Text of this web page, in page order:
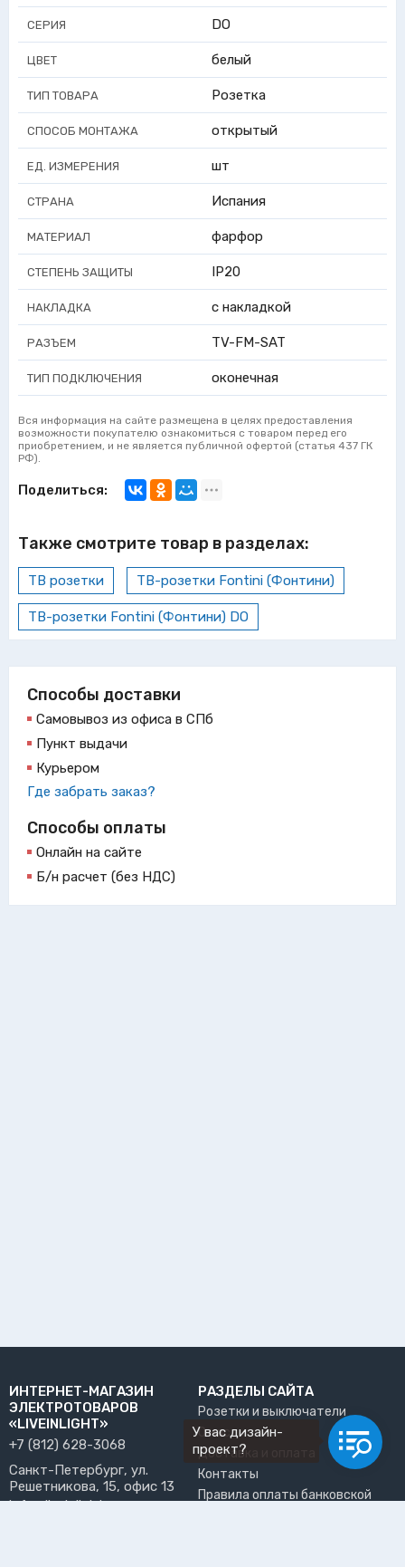
СЕРИЯ DO
ЦВЕТ белый
ТИП ТОВАРА Розетка
СПОСОБ МОНТАЖА открытый
ЕД. ИЗМЕРЕНИЯ шт
СТРАНА Испания
МАТЕРИАЛ фарфор
СТЕПЕНЬ ЗАЩИТЫ IP20
НАКЛАДКА с накладкой
РАЗЪЕМ TV-FM-SAT
ТИП ПОДКЛЮЧЕНИЯ оконечная
Вся информация на сайте размещена в целях предоставления
возможности покупателю ознакомиться с товаром перед его
приобретением, и не является публичной офертой (статья 437 ГК
РФ).
Поделиться:
Также смотрите товар в разделах:
ТВ розетки ТВ-розетки Fontini (Фонтини)
ТВ-розетки Fontini (Фонтини) DO
Способы доставки
Самовывоз из офиса в СПб
Пункт выдачи
Курьером
Где забрать заказ?
Способы оплаты
Онлайн на сайте
Б/н расчет (без НДС)
ИНТЕРНЕТ-МАГАЗИН
ЭЛЕКТРОТОВАРОВ
«LIVEINLIGHT»
+7 (812) 628-3068
Санкт-Петербург, ул.
Решетникова, 15, офис 13
info@liveinlight.ru
РАЗДЕЛЫ САЙТА
Розетки и выключатели
О нас
Доставка и оплата
Контакты
Правила оплаты банковской
У вас дизайн-
проект?